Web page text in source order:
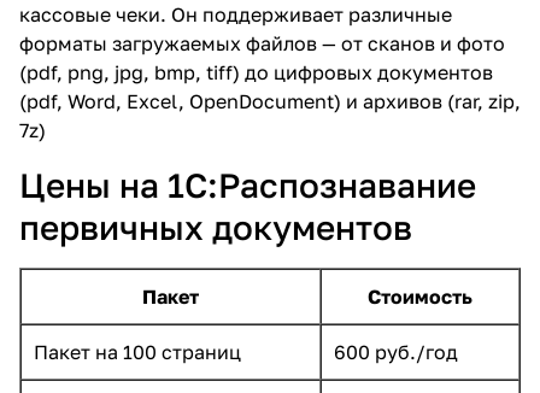
кассовые чеки. Он поддерживает различные
форматы загружаемых файлов — от сканов и фото
(pdf, png, jpg, bmp, tiff) до цифровых документов
(pdf, Word, Excel, OpenDocument) и архивов (rar, zip,
7z)
Цены на 1С:Распознавание
первичных документов
Пакет Стоимость
Пакет на 100 страниц 600 руб./год